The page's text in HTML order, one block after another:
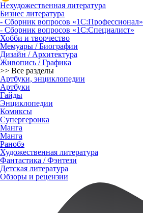
Нехудожественная литература
Бизнес литература
- Сборник вопросов «1С:Профессионал»
- Сборник вопросов «1С:Специалист»
Хобби и творчество
Мемуары / Биографии
Дизайн / Архитектура
Живопись / Графика
>> Все разделы
Артбуки, энциклопедии
Артбуки
Гайды
Энциклопедии
Комиксы
Супергероика
Манга
Манга
Ранобэ
Художественная литература
Фантастика / Фэнтези
Детская литература
Обзоры и рецензии